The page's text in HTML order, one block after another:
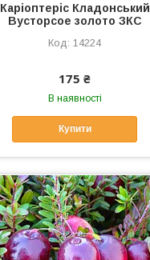
Каріоптеріс Кладонський
Вусторсое золото ЗКС
14224
175 ₴
В наявності
Купити